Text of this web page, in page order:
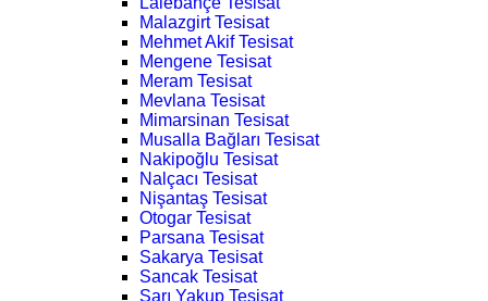
Malazgirt Tesisat
Mehmet Akif Tesisat
Mengene Tesisat
Meram Tesisat
Mevlana Tesisat
Mimarsinan Tesisat
Musalla Bağları Tesisat
Nakipoğlu Tesisat
Nalçacı Tesisat
Nişantaş Tesisat
Otogar Tesisat
Parsana Tesisat
Sakarya Tesisat
Sancak Tesisat
Sarı Yakup Tesisat